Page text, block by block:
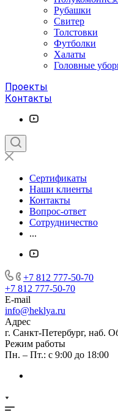
Рубашки
Свитер
Толстовки
Футболки
Халаты
Головные
Проекты
Контакты
Сертификаты
Наши клиенты
Контакты
Вопрос-ответ
Сотрудничество
...
+7 812 777-50-70
+7 812 777-50-70
E-mail
info@heklya.ru
Адрес
г. Санкт-Петербург, наб.
Режим работы
Пн. – Пт.: с 9:00 до 18:00